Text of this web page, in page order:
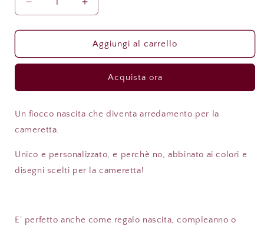
Diminuisci
quantità
per
/
modello
Beatrice
Aumenta
quantità
per
Fiocco
/
nascita
modello
Beatrice
Aggiungi al carrello
Acquista ora
Un fiocco nascita che diventa arredamento per la
cameretta.
Unico e personalizzato, e perchè no, abbinato ai colori e
disegni scelti per la cameretta!
E’ perfetto anche come regalo nascita, compleanno o